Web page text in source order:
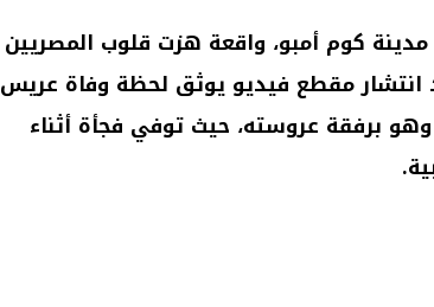
كوم أمبو، واقعة هزت قلوب المصريين
انتشار مقطع فيديو يوثق لحظة وفاة عريس
برفقة عروسته، حيث توفي فجأة أثناء
.